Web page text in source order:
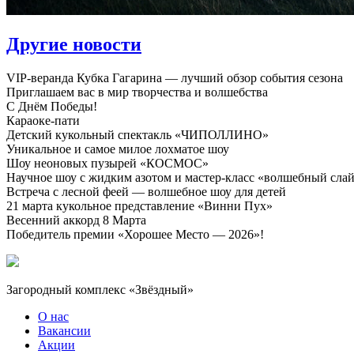
Другие новости
VIP-веранда Кубка Гагарина — лучший обзор события сезона
Приглашаем вас в мир творчества и волшебства
С Днём Победы!
Караоке-пати
Детский кукольный спектакль «ЧИПОЛЛИНО»
Уникальное и самое милое лохматое шоу
Шоу неоновых пузырей «КОСМОС»
Научное шоу с жидким азотом и мастер-класс «волшебный
Встреча с лесной феей — волшебное шоу для детей
21 марта кукольное представление «Винни Пух»
Весенний аккорд 8 Марта
Победитель премии «Хорошее Место — 2026»!
Загородный комплекс «Звёздный»
О нас
Вакансии
Акции